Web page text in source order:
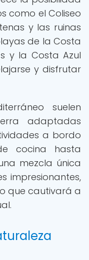
como el Coliseo
y las ruinas
de la Costa
y la Costa Azul
y disfrutar
suelen
adaptadas
a bordo
cocina hasta
mezcla única
impresionantes,
que cautivará a